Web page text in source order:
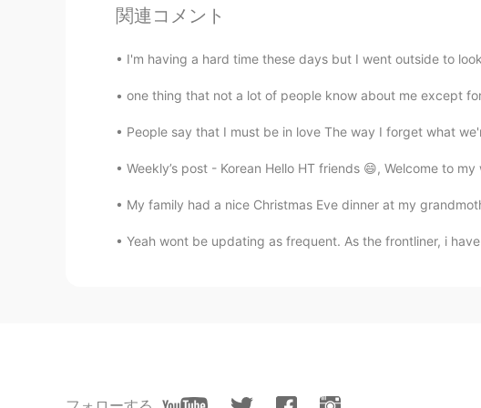
JP EN
I thought so 🐶
関連コメント
I'm having a hard time these days but I went outside to
one thing that not a lot of people know about me except
People say that I must be in love The way I forget what
Weekly’s post - Korean Hello HT friends 😄, Welcome
My family had a nice Christmas Eve dinner at my
Yeah wont be updating as frequent. As the frontliner, i